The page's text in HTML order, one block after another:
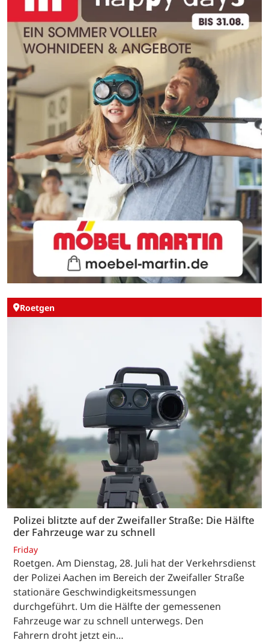
Roetgen
Polizei blitzte auf der Zweifaller Straße: Die Hälfte
der Fahrzeuge war zu schnell
Friday
Roetgen. Am Dienstag, 28. Juli hat der Verkehrsdienst
der Polizei Aachen im Bereich der Zweifaller Straße
stationäre Geschwindigkeitsmessungen
durchgeführt. Um die Hälfte der gemessenen
Fahrzeuge war zu schnell unterwegs. Den
Fahrern droht jetzt ein…